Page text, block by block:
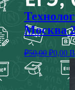
Москва
₽50,00 ₽0,00 В